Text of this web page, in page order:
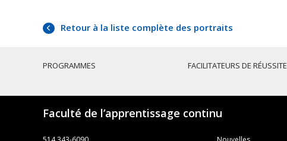
Retour à la liste complète des portraits
PROGRAMMES FACILITATEURS DE RÉUSSITE
Faculté de l’apprentissage continu